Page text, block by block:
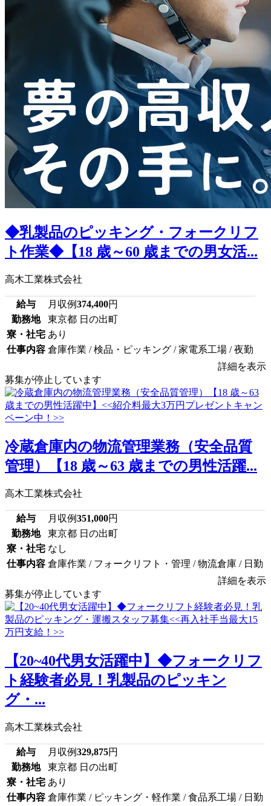
◆乳製品のピッキング・フォークリフ
ト作業◆【18 歳～60 歳までの男女活...
高木工業株式会社
給与 月収例374,400円
勤務地
東京都 日の出町
寮・社宅 あり
仕事内容 倉庫作業 / 検品・ピッキング / 家電系工場 / 夜勤
詳細を表示
募集が停止しています
冷蔵倉庫内の物流管理業務（安全品質
管理）【18 歳～63 歳までの男性活躍...
高木工業株式会社
給与 月収例351,000円
勤務地
東京都 日の出町
寮・社宅 なし
仕事内容 倉庫作業 / フォークリフト・管理 / 物流倉庫 / 日勤
詳細を表示
募集が停止しています
【20~40代男女活躍中】◆フォークリフ
ト経験者必見！乳製品のピッキン
グ・...
高木工業株式会社
給与 月収例329,875円
勤務地
東京都 日の出町
寮・社宅 あり
仕事内容 倉庫作業 / ピッキング・軽作業 / 食品系工場 / 日勤